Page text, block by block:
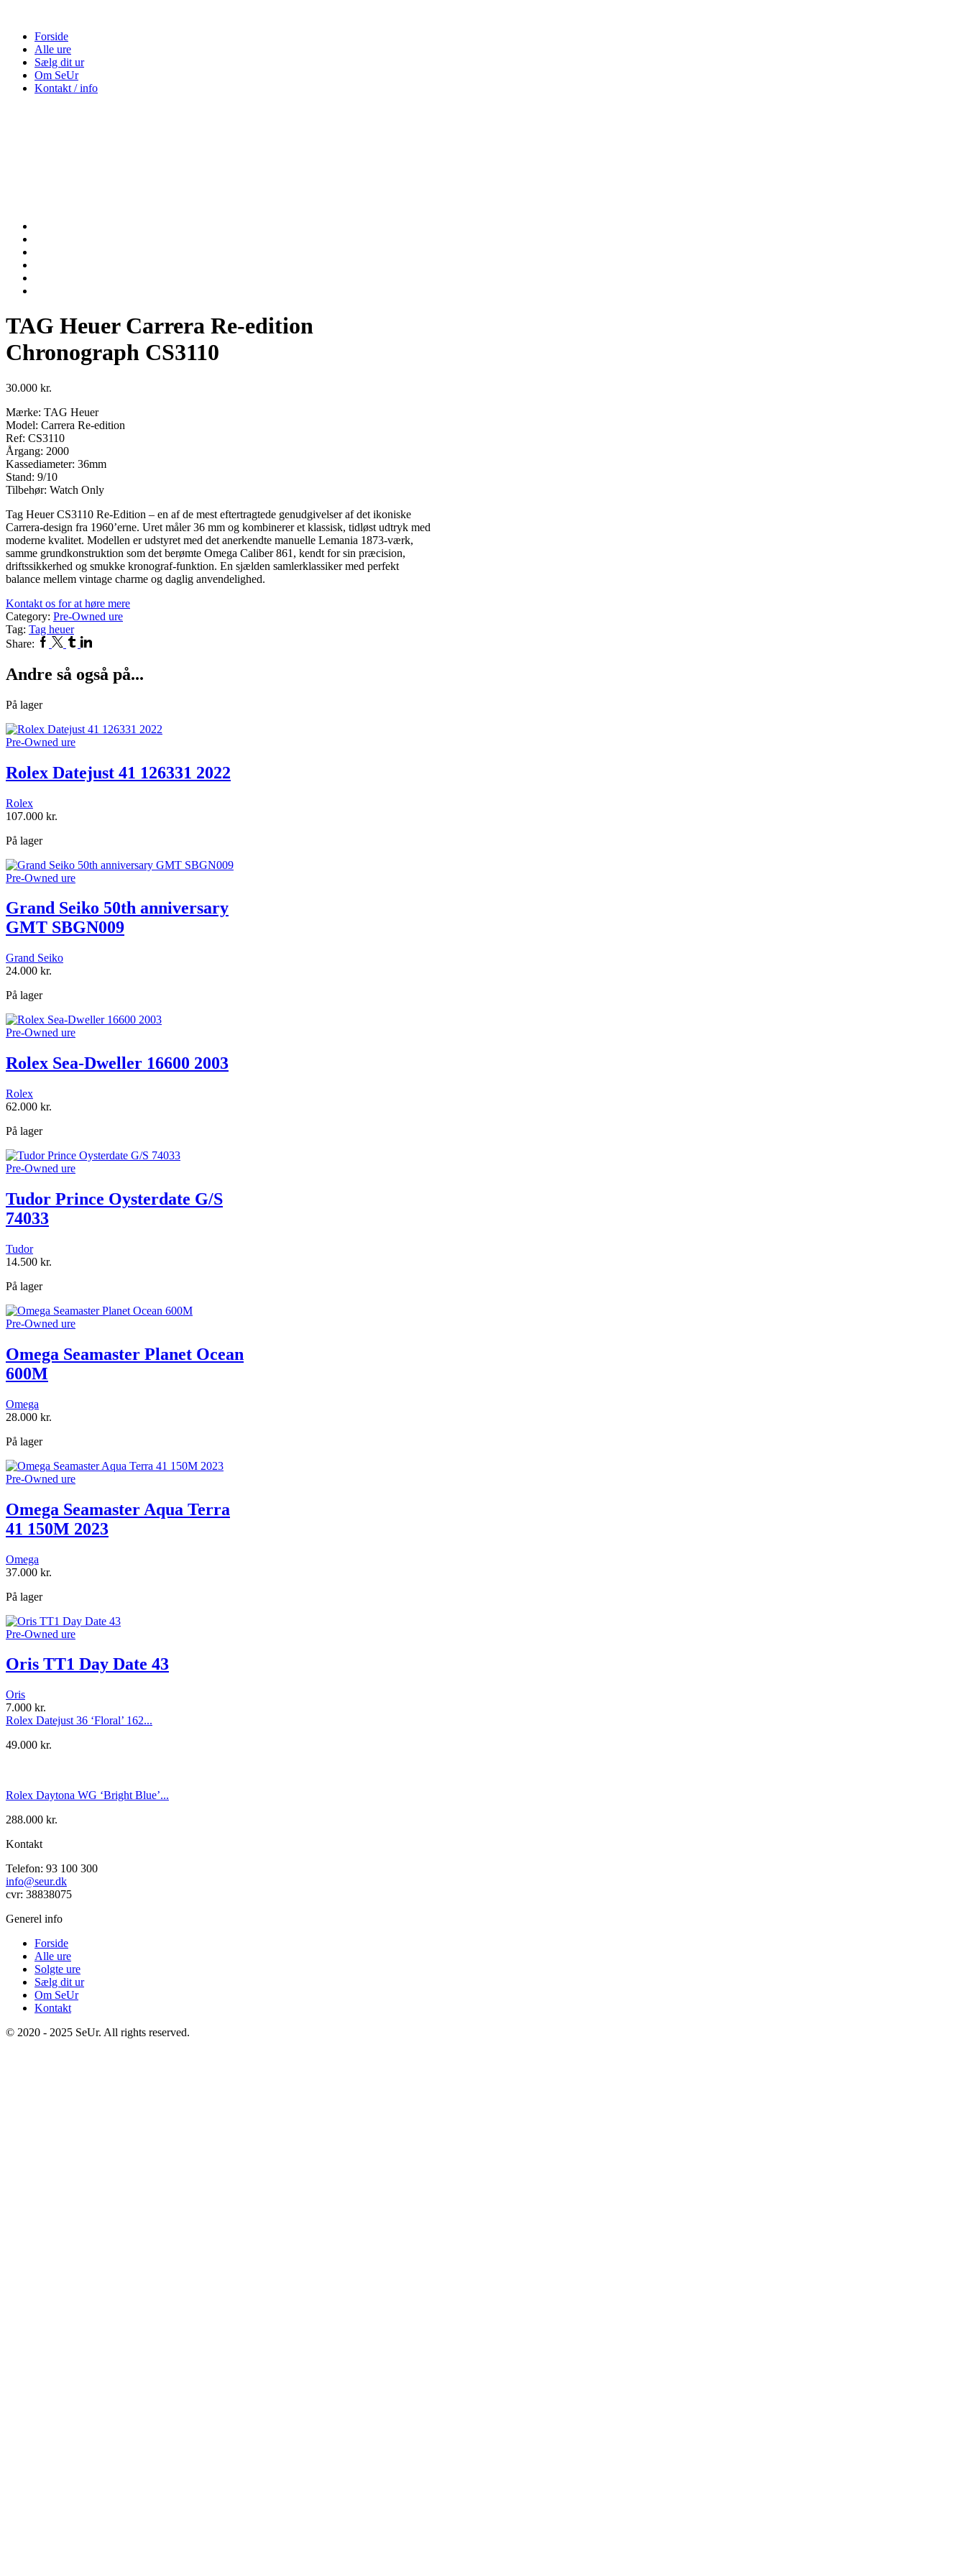
Forside
Alle ure
Sælg dit ur
Om SeUr
Kontakt / info
TAG Heuer Carrera Re-edition
Chronograph CS3110
30.000 kr.
Mærke: TAG Heuer
Model: Carrera Re-edition
Ref: CS3110
Årgang: 2000
Kassediameter: 36mm
Stand: 9/10
Tilbehør: Watch Only
Tag Heuer CS3110 Re-Edition – en af de mest eftertragtede genudgivelser af det ikoniske
Carrera-design fra 1960’erne. Uret måler 36 mm og kombinerer et klassisk, tidløst udtryk med
moderne kvalitet. Modellen er udstyret med det anerkendte manuelle Lemania 1873-værk,
samme grundkonstruktion som det berømte Omega Caliber 861, kendt for sin præcision,
driftssikkerhed og smukke kronograf-funktion. En sjælden samlerklassiker med perfekt
balance mellem vintage charme og daglig anvendelighed.
Kontakt os for at høre mere
Category: Pre-Owned ure
Tag: Tag heuer
Share: Facebook
Twitter
TumblrLinkedin
Andre så også på...
På lager
Pre-Owned ure
Rolex Datejust 41 126331 2022
Rolex
107.000 kr.
På lager
Pre-Owned ure
Grand Seiko 50th anniversary
GMT SBGN009
Grand Seiko
24.000 kr.
På lager
Pre-Owned ure
Rolex Sea-Dweller 16600 2003
Rolex
62.000 kr.
På lager
Pre-Owned ure
Tudor Prince Oysterdate G/S
74033
Tudor
14.500 kr.
På lager
Pre-Owned ure
Omega Seamaster Planet Ocean
600M
Omega
28.000 kr.
På lager
Pre-Owned ure
Omega Seamaster Aqua Terra
41 150M 2023
Omega
37.000 kr.
På lager
Pre-Owned ure
Oris TT1 Day Date 43
Oris
7.000 kr.
Rolex Datejust 36 ‘Floral’ 162...
49.000 kr.
Rolex Daytona WG ‘Bright Blue’...
288.000 kr.
Kontakt
Telefon: 93 100 300
info@seur.dk
cvr: 38838075
Generel info
Forside
Alle ure
Solgte ure
Sælg dit ur
Om SeUr
Kontakt
© 2020 - 2025 SeUr. All rights reserved.